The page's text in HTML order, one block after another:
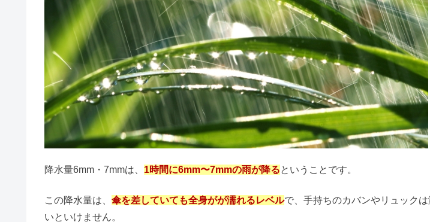
降水量4mmはどれくらい？雨・雪・ゴルフの目安【動画】
ムカデを殺してはいけない理由｜縁起&スピリチュアルの意味も
鉄玉子は危険？副作用＆サビが体に悪い？効果はどれくらい
フラクトオリゴ糖の危険なデメリットは嘘？スーパーに売ってるか調査
この記事に書いていること
降水量6mm・7mmはどれくらい？【動画】
雪はどれくらい？
降水量6mm・7mmでゴルフはできる？
降水量6mm・7mmでキャンプは可能？
降水量6mm・7mmでディズニーは楽しめる？
降水量6mm・7mmの目安はどのくらい？【Q&A】
野球はできる？